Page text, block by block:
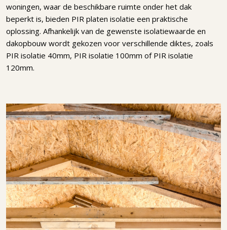
woningen, waar de beschikbare ruimte onder het dak
beperkt is, bieden PIR platen isolatie een praktische
oplossing. Afhankelijk van de gewenste isolatiewaarde en
dakopbouw wordt gekozen voor verschillende diktes, zoals
PIR isolatie 40mm, PIR isolatie 100mm of PIR isolatie
120mm.